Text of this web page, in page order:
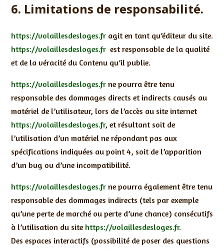
6. Limitations de responsabilité.
https://volaillesdesloges.fragit en tant qu’éditeur du site.
https://volaillesdesloges.frest responsable de la qualité
et de la véracité du Contenu qu’il publie.
https://volaillesdesloges.frne pourra être tenu
responsable des dommages directs et indirects causés au
matériel de l’utilisateur, lors de l’accès au site internet
https://volaillesdesloges.fr, et résultant soit de
l’utilisation d’un matériel ne répondant pas aux
spécifications indiquées au point 4, soit de l’apparition
d’un bug ou d’une incompatibilité.
https://volaillesdesloges.frne pourra également être tenu
responsable des dommages indirects (tels par exemple
qu’une perte de marché ou perte d’une chance) consécutifs
à l’utilisation du site https://volaillesdesloges.fr.
Des espaces interactifs (possibilité de poser des questions